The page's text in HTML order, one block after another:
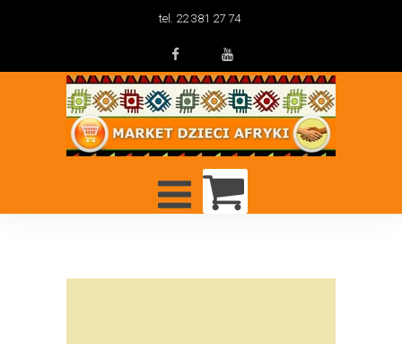
tel. 22 381 27 74